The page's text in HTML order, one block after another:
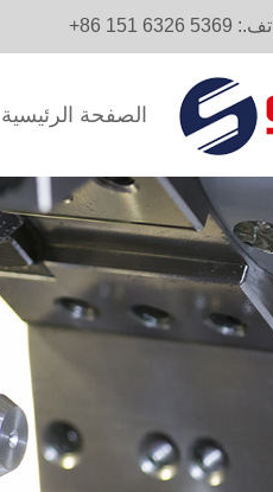
+86 151 6326 5369
الصفحة الرئيسية